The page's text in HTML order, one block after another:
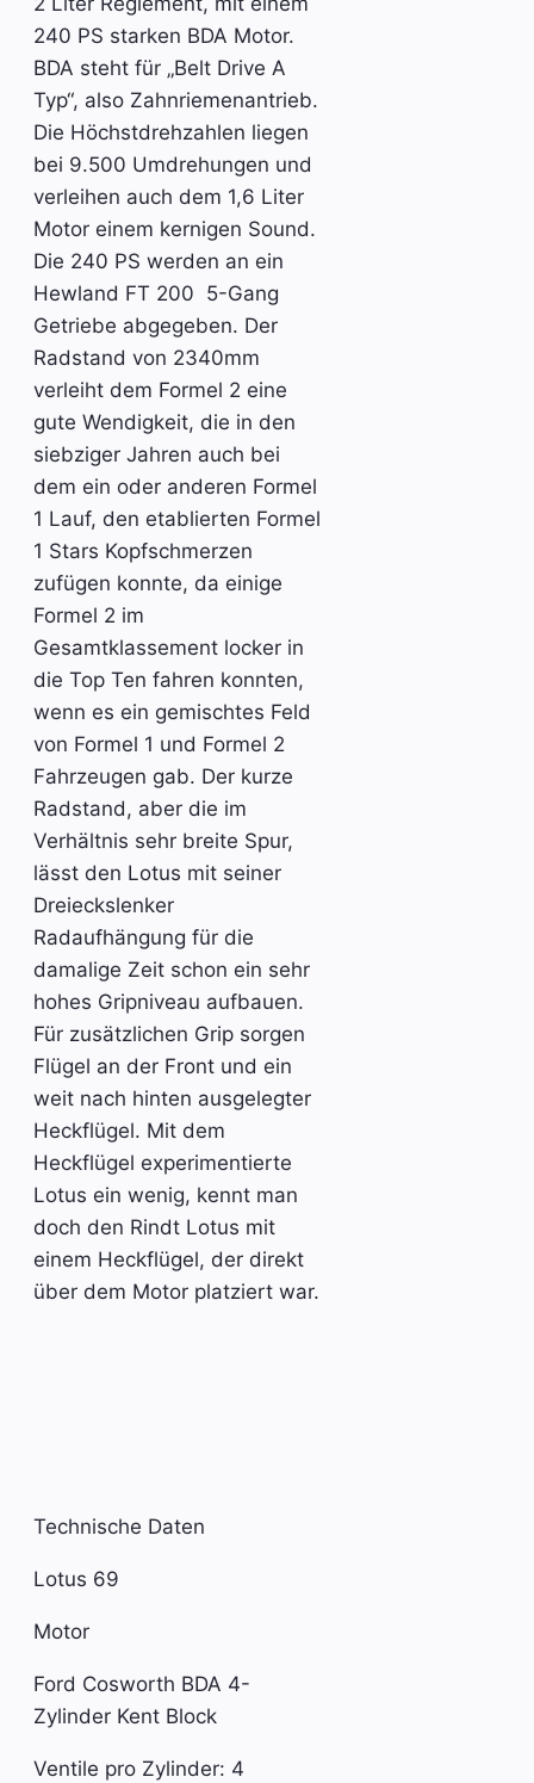
240 PS starken BDA Motor.
BDA steht für „Belt Drive A
Typ“, also Zahnriemenantrieb.
Die Höchstdrehzahlen liegen
bei 9.500 Umdrehungen und
verleihen auch dem 1,6 Liter
Motor einem kernigen Sound.
Die 240 PS werden an ein
Hewland FT 200 5-Gang
Getriebe abgegeben. Der
Radstand von 2340mm
verleiht dem Formel 2 eine
gute Wendigkeit, die in den
siebziger Jahren auch bei
dem ein oder anderen Formel
1 Lauf, den etablierten Formel
1 Stars Kopfschmerzen
zufügen konnte, da einige
Formel 2 im
Gesamtklassement locker in
die Top Ten fahren konnten,
wenn es ein gemischtes Feld
von Formel 1 und Formel 2
Fahrzeugen gab. Der kurze
Radstand, aber die im
Verhältnis sehr breite Spur,
lässt den Lotus mit seiner
Dreieckslenker
Radaufhängung für die
damalige Zeit schon ein sehr
hohes Gripniveau aufbauen.
Für zusätzlichen Grip sorgen
Flügel an der Front und ein
weit nach hinten ausgelegter
Heckflügel. Mit dem
Heckflügel experimentierte
Lotus ein wenig, kennt man
doch den Rindt Lotus mit
einem Heckflügel, der direkt
über dem Motor platziert war.
Technische Daten
Lotus 69
Motor
Ford Cosworth BDA 4-
Zylinder Kent Block
Ventile pro Zylinder: 4